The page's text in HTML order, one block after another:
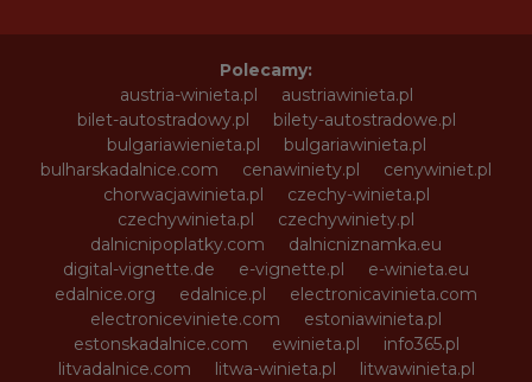
Polecamy:
austria-winieta.pl
austriawinieta.pl
bilet-autostradowy.pl
bilety-autostradowe.pl
bulgariawienieta.pl
bulgariawinieta.pl
bulharskadalnice.com
cenawiniety.pl
cenywiniet.pl
chorwacjawinieta.pl
czechy-winieta.pl
czechywinieta.pl
czechywiniety.pl
dalnicnipoplatky.com
dalnicniznamka.eu
digital-vignette.de
e-vignette.pl
e-winieta.eu
edalnice.org
edalnice.pl
electronicavinieta.com
electroniceviniete.com
estoniawinieta.pl
estonskadalnice.com
ewinieta.pl
info365.pl
litvadalnice.com
litwa-winieta.pl
litwawinieta.pl